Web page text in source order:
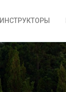
ИНСТРУКТОРЫ